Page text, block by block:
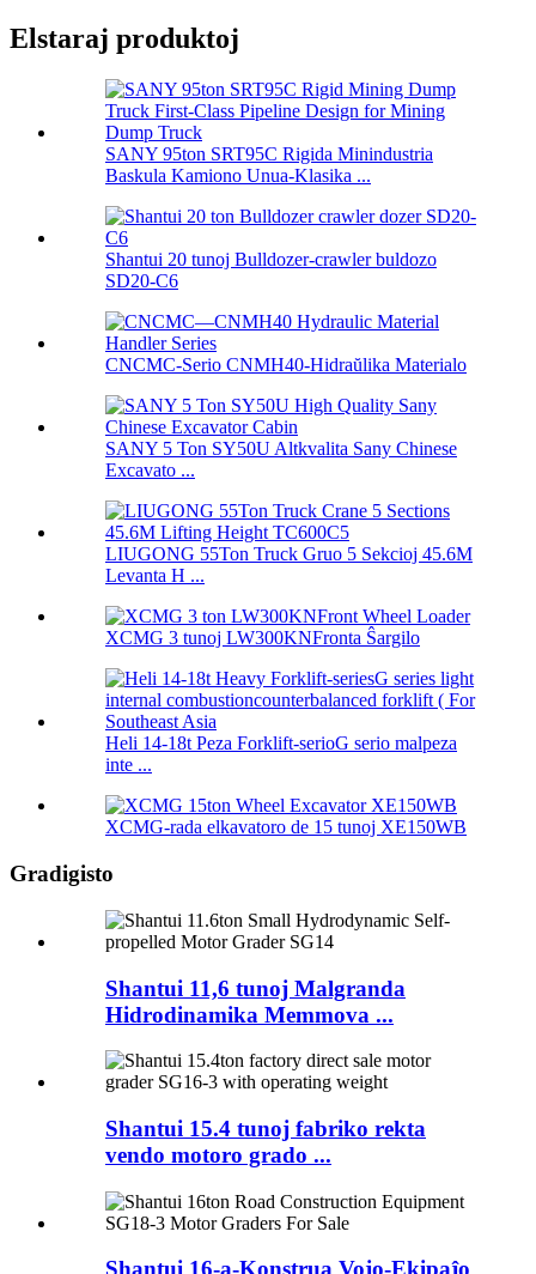
Elstaraj produktoj
SANY 95ton SRT95C Rigida Minindustria
Baskula Kamiono Unua-Klasika ...
Shantui 20 tunoj Bulldozer-crawler buldozo
SD20-C6
CNCMC-Serio CNMH40-Hidraŭlika Materialo
SANY 5 Ton SY50U Altkvalita Sany Chinese
Excavato ...
LIUGONG 55Ton Truck Gruo 5 Sekcioj 45.6M
Levanta H ...
XCMG 3 tunoj LW300KNFronta Ŝargilo
Heli 14-18t Peza Forklift-serioG serio malpeza
inte ...
XCMG-rada elkavatoro de 15 tunoj XE150WB
Gradigisto
Shantui 11,6 tunoj Malgranda
Hidrodinamika Memmova ...
Shantui 15.4 tunoj fabriko rekta
vendo motoro grado ...